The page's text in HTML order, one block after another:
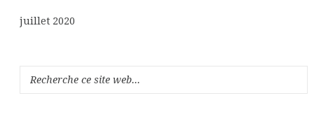
juillet 2020